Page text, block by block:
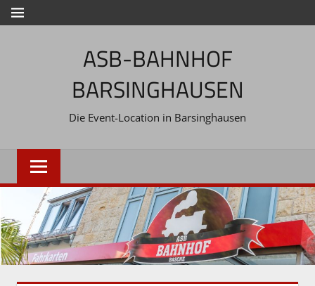
Zum
Inhalt
MENÜ
ASB-BAHNHOF
BARSINGHAUSEN
Die Event-Location in Barsinghausen